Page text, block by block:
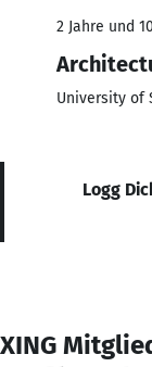
2 Jahre und
University of
Logg
XING